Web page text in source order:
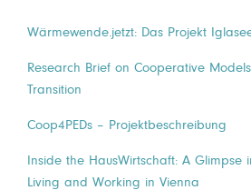
Wärmewende.jetzt: Das Projekt
Research Brief on Cooperative
Transition
Coop4PEDs – Projektbeschreibung
Inside the HausWirtschaft: A Glimpse
Living and Working in Vienna